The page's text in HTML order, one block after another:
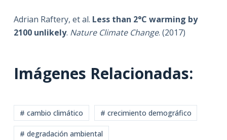
Adrian Raftery, et al. Less than 2°C warming by
2100 unlikely. Nature Climate Change. (2017)
Imágenes Relacionadas:
# cambio climático # crecimiento demográfico
# degradación ambiental